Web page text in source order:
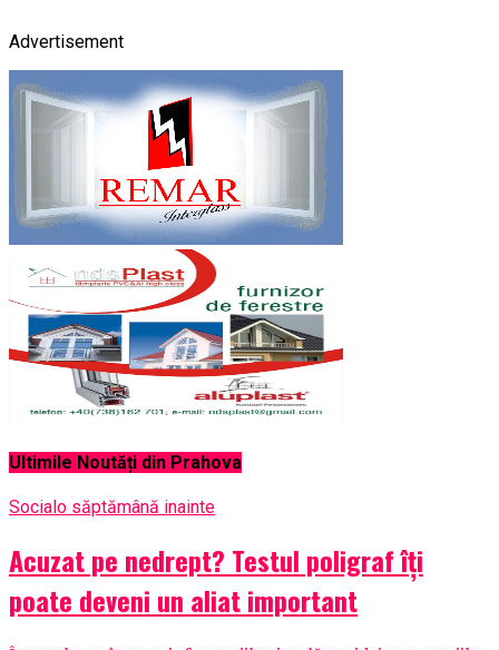
Advertisement
Ultimile Noutăți din Prahova
Social o săptămână inainte
Acuzat pe nedrept? Testul poligraf îţi
poate deveni un aliat important